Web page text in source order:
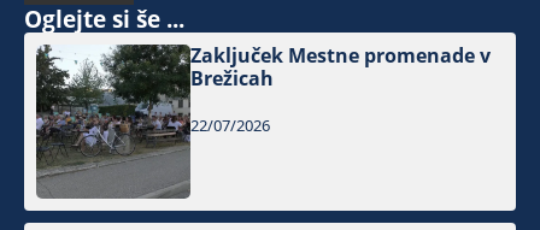
Oglejte si še ...
Zaključek Mestne promenade v
Brežicah
22/07/2026